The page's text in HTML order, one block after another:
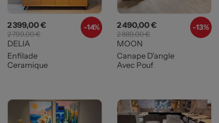
-14%
Prix
2 399,00 € Prix de base
2 799,00 €
DELIA
Enfilade
Ceramique
-13%
Prix
2 490,00 € Prix de base
2 889,00 €
MOON
Canape D'angle
Avec Pouf